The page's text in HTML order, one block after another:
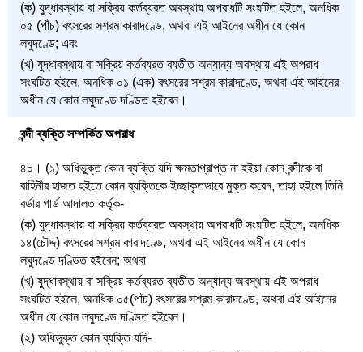
(ক) যুদ্ধাবস্থায় বা সক্রিয় কর্তব্যরত অবস্থায় অপরাধটি সংঘটিত হইলে, অনধিক
০৫ (পাঁচ) বৎসরের সশ্রম কারাদণ্ডে, অথবা এই আইনের অধীন যে কোন
লঘুদণ্ডে; এবং
(খ) যুদ্ধাবস্থায় বা সক্রিয় কর্তব্যরত ব্যতীত অন্যান্য অবস্থায় এই অপরাধ
সংঘটিত হইলে, অনধিক ০১ (এক) বৎসরের সশ্রম কারাদণ্ডে, অথবা এই আইনের
অধীন যে কোন লঘুদণ্ডে দণ্ডিত হইবেন।
বন্দী ব্যক্তি সম্পর্কিত অপরাধ
৪০। (১) অধিভুক্ত কোন ব্যক্তি যদি ক্ষমতাপ্রাপ্ত না হইয়া কোন বন্দীকে বা
বাহিনীর হাজত হইতে কোন ব্যক্তিকে ইচ্ছাকৃতভাবে মুক্ত করেন, তাহা হইলে তিনি
বর্ডার গার্ড আদালত কর্তৃক-
(ক) যুদ্ধাবস্থায় বা সক্রিয় কর্তব্যরত অবস্থায় অপরাধটি সংঘটিত হইলে, অনধিক
১৪(চৌদ্দ) বৎসরের সশ্রম কারাদণ্ডে, অথবা এই আইনের অধীন যে কোন
লঘুদণ্ডে দণ্ডিত হইবেন; অথবা
(খ) যুদ্ধাবস্থায় বা সক্রিয় কর্তব্যরত ব্যতীত অন্যান্য অবস্থায় এই অপরাধ
সংঘটিত হইলে, অনধিক ০৫(পাঁচ) বৎসরের সশ্রম কারাদণ্ডে, অথবা এই আইনের
অধীন যে কোন লঘুদণ্ডে দণ্ডিত হইবেন।
(২) অধিভুক্ত কোন ব্যক্তি যদি-